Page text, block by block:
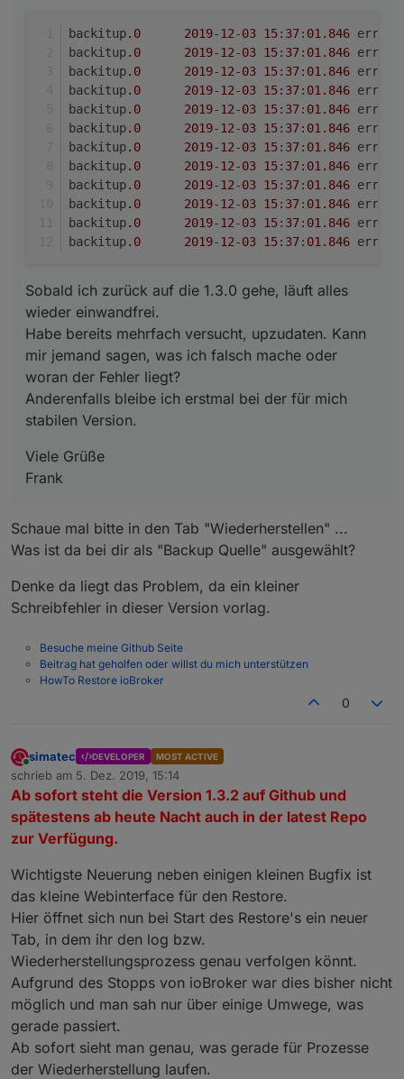
backitup.0	2019-12-03 15:37:01.846	error
backitup.0	2019-12-03 15:37:01.846	error
backitup.0 2019-12-03 15: 37: 01.846
backitup.0 2019-12-03 15: 37: 01.846
backitup.0 2019-12-03 15: 37: 01.846
backitup.0 2019-12-03 15: 37: 01.846
backitup.0 2019-12-03 15: 37: 01.846
backitup.0 2019-12-03 15: 37: 01.846
backitup.0 2019-12-03 15: 37: 01.846
backitup.0 2019-12-03 15: 37: 01.846
backitup.0 2019-12-03 15: 37: 01.846
backitup.0 2019-12-03 15: 37: 01.846
backitup.0 2019-12-03 15: 37: 01.846
backitup.0 2019-12-03 15: 37: 01.846
Sobald ich zurück auf die 1.3.0 gehe, läuft alles
wieder einwandfrei.
Habe bereits mehrfach versucht, upzudaten. Kann
mir jemand sagen, was ich falsch mache oder
woran der Fehler liegt?
Anderenfalls bleibe ich erstmal bei der für mich
stabilen Version.
Viele Grüße
Frank
Schaue mal bitte in den Tab "Wiederherstellen" ...
Was ist da bei dir als "Backup Quelle" ausgewählt?
Denke da liegt das Problem, da ein kleiner
Schreibfehler in dieser Version vorlag.
Besuche meine Github Seite
Beitrag hat geholfen oder willst du mich unterstützen
HowTo Restore ioBroker
0
Online
simatec DEVELOPER MOST ACTIVE
schrieb am 5. Dez. 2019, 15:14
zuletzt editiert von
Ab sofort steht die Version 1.3.2 auf Github und
spätestens ab heute Nacht auch in der latest Repo
zur Verfügung.
Wichtigste Neuerung neben einigen kleinen Bugfix ist
das kleine Webinterface für den Restore.
Hier öffnet sich nun bei Start des Restore's ein neuer
Tab, in dem ihr den log bzw.
Wiederherstellungsprozess genau verfolgen könnt.
Aufgrund des Stopps von ioBroker war dies bisher nicht
möglich und man sah nur über einige Umwege, was
gerade passiert.
Ab sofort sieht man genau, was gerade für Prozesse
der Wiederherstellung laufen.